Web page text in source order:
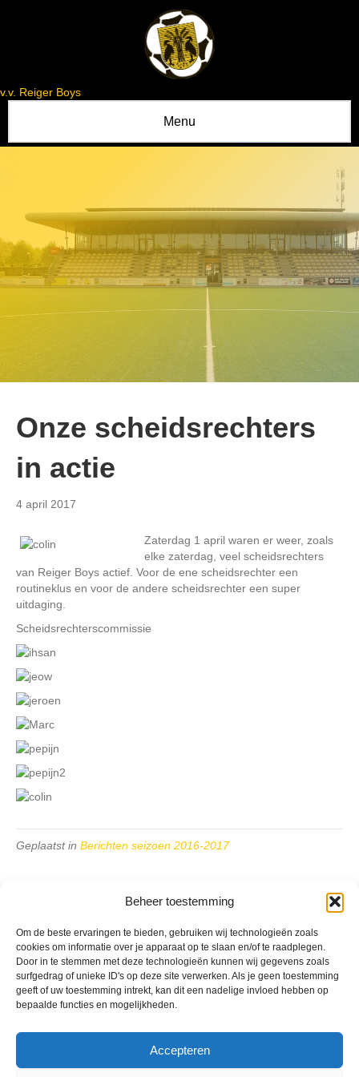
Beheer toestemming
Om de beste ervaringen te bieden, gebruiken wij technologieën zoals
cookies om informatie over je apparaat op te slaan en/of te raadplegen.
Door in te stemmen met deze technologieën kunnen wij gegevens zoals
surfgedrag of unieke ID's op deze site verwerken. Als je geen toestemming
geeft of uw toestemming intrekt, kan dit een nadelige invloed hebben op
bepaalde functies en mogelijkheden.
Accepteren
v.v. Reiger Boys
Menu
Onze scheidsrechters
in actie
4 april 2017
Zaterdag 1 april waren er weer, zoals
elke zaterdag, veel scheidsrechters
van Reiger Boys actief. Voor de ene scheidsrechter een
routineklus en voor de andere scheidsrechter een super
uitdaging.
Scheidsrechterscommissie
Geplaatst in Berichten seizoen 2016-2017
VV Reiger Boys
De Wending, Lotte Beesedijk 1
1705 NA Heerhugowaard
Reglementen
Cookiebeleid